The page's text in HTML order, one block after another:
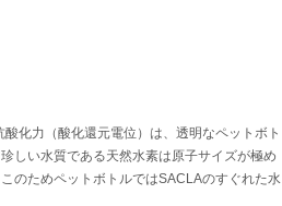
化力（酸化還元電位）は、透明なペットボト
しい水質である天然水素は原子サイズが極め
のためペットボトルではSACLAのすぐれた水